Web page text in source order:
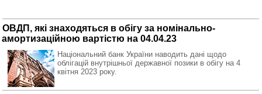
ОВДП, які знаходяться в обігу за номінально-
амортизаційною вартістю на 04.04.23
Національний банк України наводить дані щодо
облігацій внутрішньої державної позики в обігу на 4
квітня 2023 року.